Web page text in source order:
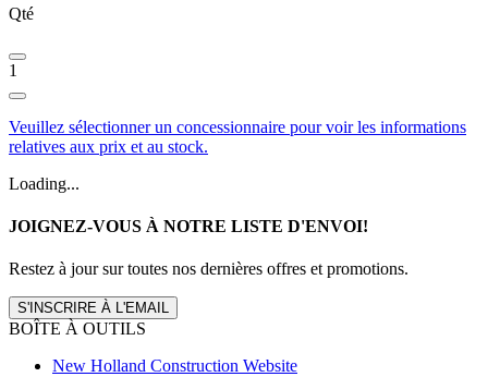
Qté
1
Veuillez sélectionner un concessionnaire pour voir les informations
relatives aux prix et au stock.
Loading...
JOIGNEZ-VOUS À NOTRE LISTE D'ENVOI!
Restez à jour sur toutes nos dernières offres et promotions.
S'INSCRIRE À L'EMAIL
BOÎTE À OUTILS
New Holland Construction Website